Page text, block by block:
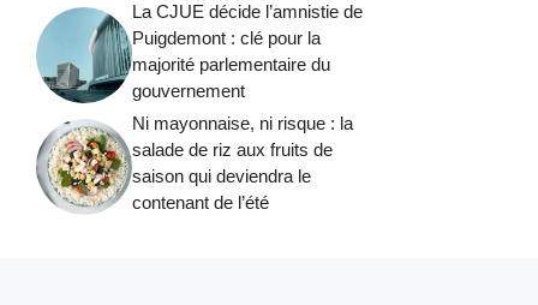
La CJUE décide l’amnistie de
Puigdemont : clé pour la
majorité parlementaire du
gouvernement
Ni mayonnaise, ni risque : la
salade de riz aux fruits de
saison qui deviendra le
contenant de l’été